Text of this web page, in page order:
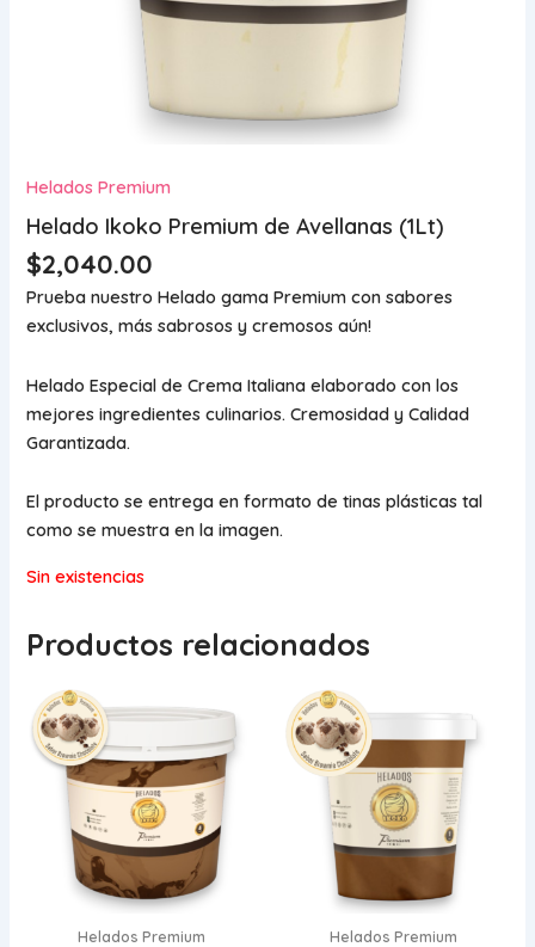
Helados Premium
Helado Ikoko Premium de Avellanas (1Lt)
$2,040.00
Prueba nuestro Helado gama Premium con sabores
exclusivos, más sabrosos y cremosos aún!
Helado Especial de Crema Italiana elaborado con los
mejores ingredientes culinarios. Cremosidad y Calidad
Garantizada.
El producto se entrega en formato de tinas plásticas tal
como se muestra en la imagen.
Sin existencias
Productos relacionados
Helados Premium Helados Premium